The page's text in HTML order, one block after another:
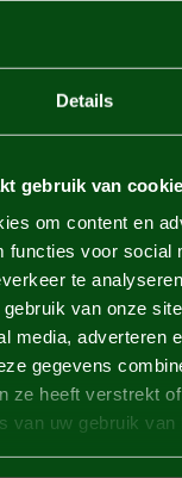
Details
gebruik van
om content en
functies voor social
te
van onze
media, adverteren
gegevens
ze heeft verstrekt
van uw gebruik van
Miraza
of Oz
Rouge